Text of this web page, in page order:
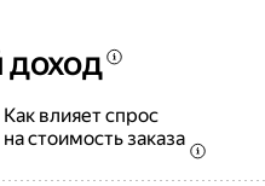
Как влияет спрос
на стоимость заказа